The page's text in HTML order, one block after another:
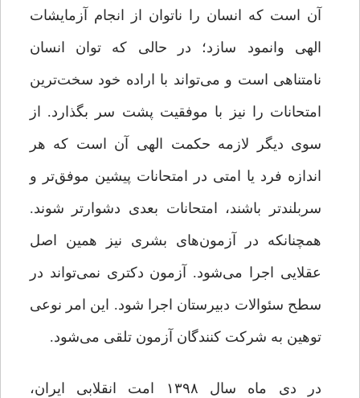
آن است که انسان را ناتوان از انجام آزمایشات
الهی وانمود سازد؛ در حالی که توان انسان
نامتناهی است و می‌تواند با اراده خود سخت‌ترین
امتحانات را نیز با موفقیت پشت سر بگذارد. از
سوی دیگر لازمه حکمت الهی آن است که هر
اندازه فرد یا امتی در امتحانات پیشین موفق‌تر و
سربلندتر باشند، امتحانات بعدی دشوارتر شوند.
همچنانکه در آزمون‌های بشری نیز همین اصل
عقلایی اجرا می‌شود. آزمون دکتری نمی‌تواند در
سطح سئوالات دبیرستان اجرا شود. این امر نوعی
توهین به شرکت کنندگان آزمون تلقی می‌شود.
در دی ماه سال ۱۳۹۸ امت انقلابی ایران،